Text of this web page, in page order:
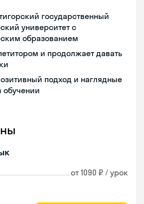
государственный
университет с
образованием
и продолжает давать
подход и наглядные
обучении
от 1090 ₽ / урок